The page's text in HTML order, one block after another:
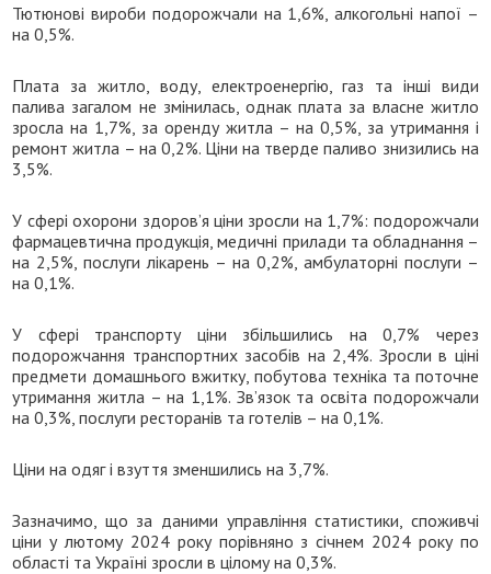
Тютюнові вироби подорожчали на 1,6%, алкогольні напої –
на 0,5%.
Плата за житло, воду, електроенергію, газ та інші види
палива загалом не змінилась, однак плата за власне житло
зросла на 1,7%, за оренду житла – на 0,5%, за утримання і
ремонт житла – на 0,2%. Ціни на тверде паливо знизились на
3,5%.
У сфері охорони здоров’я ціни зросли на 1,7%: подорожчали
фармацевтична продукція, медичні прилади та обладнання –
на 2,5%, послуги лікарень – на 0,2%, амбулаторні послуги –
на 0,1%.
У сфері транспорту ціни збільшились на 0,7% через
подорожчання транспортних засобів на 2,4%. Зросли в ціні
предмети домашнього вжитку, побутова техніка та поточне
утримання житла – на 1,1%. Зв’язок та освіта подорожчали
на 0,3%, послуги ресторанів та готелів – на 0,1%.
Ціни на одяг і взуття зменшились на 3,7%.
Зазначимо, що за даними управління статистики, споживчі
ціни у лютому 2024 року порівняно з січнем 2024 року по
області та Україні зросли в цілому на 0,3%.